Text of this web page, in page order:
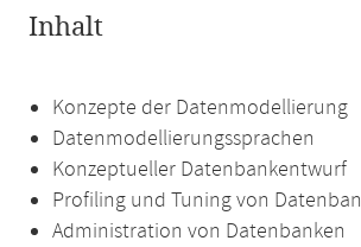
Inhalt
Konzepte der Datenmodellierung
Datenmodellierungssprachen
Konzeptueller Datenbankentwurf
Profiling und Tuning von
Administration von Datenbanken